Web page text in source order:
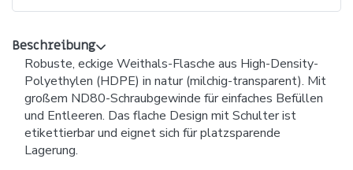
Beschreibung
Robuste, eckige Weithals-Flasche aus High-Density-
Polyethylen (HDPE) in natur (milchig-transparent). Mit
großem ND80-Schraubgewinde für einfaches Befüllen
und Entleeren. Das flache Design mit Schulter ist
etikettierbar und eignet sich für platzsparende
Lagerung.